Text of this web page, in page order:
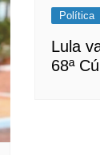
Política
Lula
68ª